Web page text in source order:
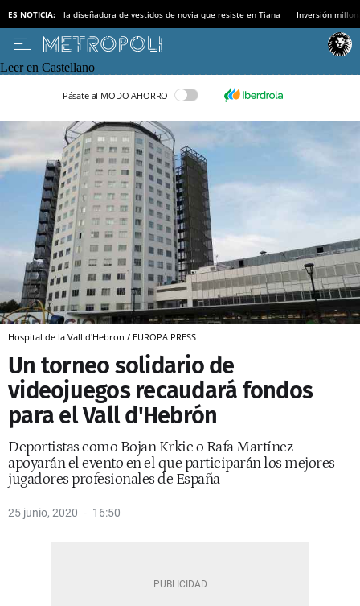
ES NOTICIA: la diseñadora de vestidos de novia que resiste en Tiana Inversión
Leer en Castellano
Pásate al MODO AHORRO
Hospital de la Vall d'Hebron / EUROPA PRESS
Un torneo solidario de
videojuegos recaudará fondos
para el Vall d'Hebrón
Deportistas como Bojan Krkic o Rafa Martínez
apoyarán el evento en el que participarán los mejores
jugadores profesionales de España
25 junio, 2020 16:50